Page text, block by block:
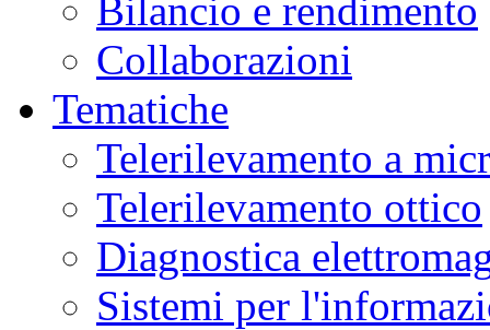
Bilancio e rendimento
Collaborazioni
Tematiche
Telerilevamento a
Telerilevamento ottico
Diagnostica
Sistemi per